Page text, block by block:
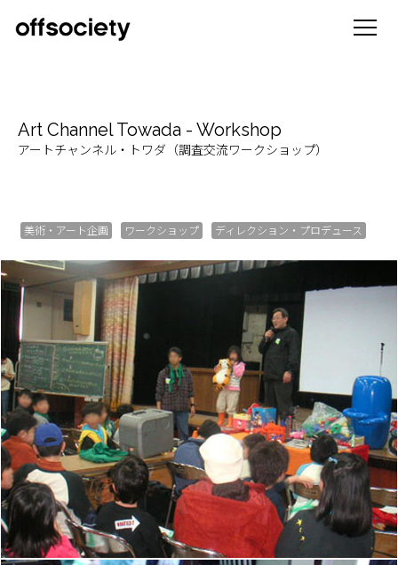
Art Channel Towada - Workshop
アートチャンネル・トワダ（調査交流ワークショップ）
美術・アート企画 ワークショップ ディレクション・プロデュース